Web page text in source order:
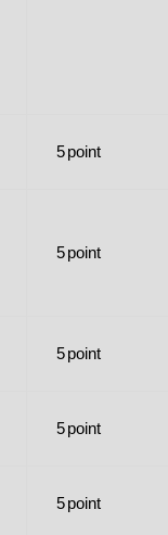
5point
5point
5point
5point
5point